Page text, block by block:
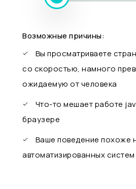
Возможные причины:
Вы просматриваете
со скоростью, намного
ожидаемую от человека
Что-то мешает работе
браузере
Ваше поведение похоже
автоматизированных систем